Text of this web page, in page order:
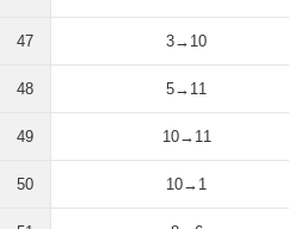
47 3→10
48 5→11
49 10→11
50 10→1